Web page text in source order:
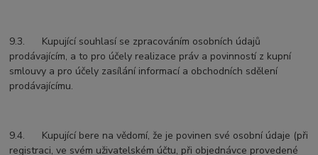
9.3. Kupující souhlasí se zpracováním osobních údajů
prodávajícím, a to pro účely realizace práv a povinností z kupní
smlouvy a pro účely zasílání informací a obchodních sdělení
prodávajícímu.
9.4. Kupující bere na vědomí, že je povinen své osobní údaje (při
registraci, ve svém uživatelském účtu, při objednávce provedené